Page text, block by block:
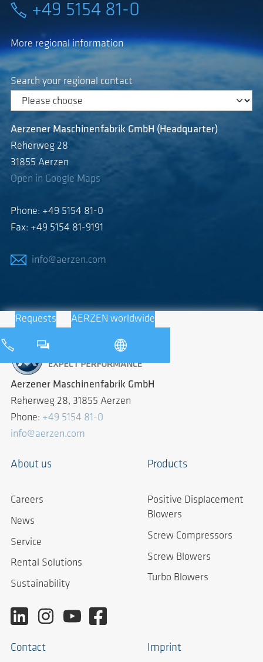
+49 5154 81-0
More regional information
Search your regional contact
Aerzener Maschinenfabrik GmbH (Headquarter)
Reherweg 28
31855 Aerzen
Open in Google Maps
Phone: +49 5154 81-0
Fax: +49 5154 81-9191
info@aerzen.com
Requests AERZEN worldwide
Aerzener Maschinenfabrik GmbH
Reherweg 28, 31855 Aerzen
Phone: +49 5154 81-0
info@aerzen.com
About us
Careers
News
Service
Rental Solutions
Sustainability
Products
Positive Displacement
Blowers
Screw Compressors
Screw Blowers
Turbo Blowers
Contact Imprint